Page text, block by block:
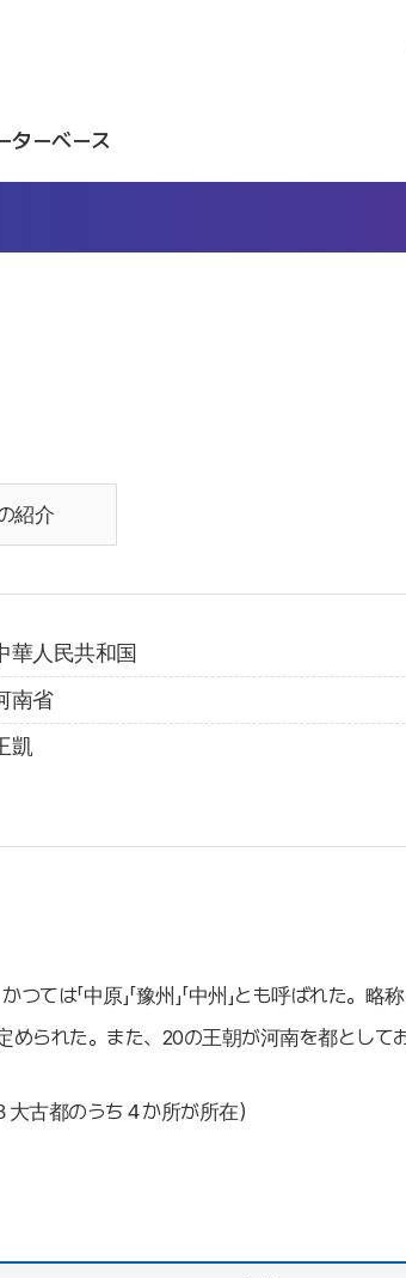
ターベース
紹介
華人民共和国
南省
凱
は「中原」「豫州」「中州」とも呼ばれた。略称は
られた。また、20の王朝が河南を都として
古都のうち４か所が所在）